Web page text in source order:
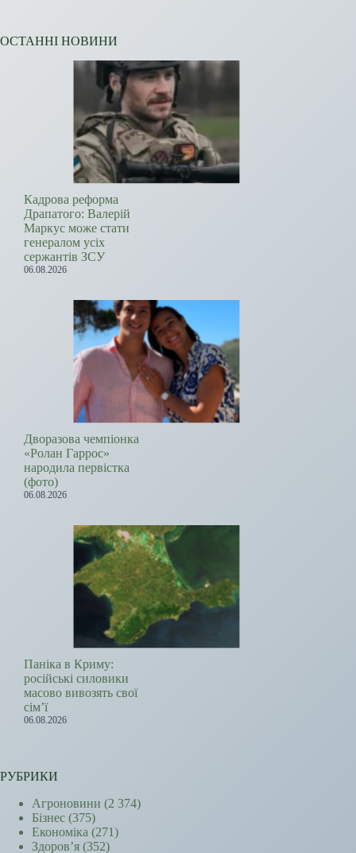
ОСТАННІ НОВИНИ
Кадрова реформа
Драпатого: Валерій
Маркус може стати
генералом усіх
сержантів ЗСУ
06.08.2026
Дворазова чемпіонка
«Ролан Гаррос»
народила первістка
(фото)
06.08.2026
Паніка в Криму:
російські силовики
масово вивозять свої
сім’ї
06.08.2026
РУБРИКИ
Агроновини (2 374)
Бізнес (375)
Економіка (271)
Здоров’я (352)